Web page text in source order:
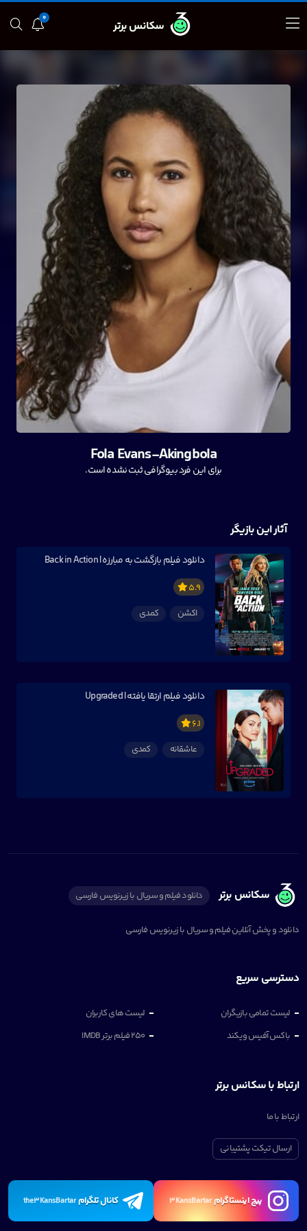
0
سکانس برتر
Fola Evans-Akingbola
برای این فرد بیوگرافی ثبت نشده است.
آثار این بازیگر
دانلود فیلم بازگشت به مبارزه | Back in Action
5.9
اکشن
کمدی
دانلود فیلم ارتقا یافته | Upgraded
6.1
عاشقانه
کمدی
سکانس برتر دانلود فیلم و سریال با زیرنویس فارسی
دانلود و پخش آنلاین فیلم و سریال با زیرنویس فارسی
دسترسی سریع
لیست تمامی بازیگران
لیست های کاربران
باکس آفیس ویکند
250 فیلم برتر IMDB
ارتباط با سکانس برتر
ارتباط با ما
ارسال تیکت پشتیبانی
پیچ اینستاگرام3KansBartar کانال تلگرامthe3KansBartar